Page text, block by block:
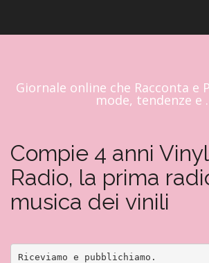
i
Giornale online che Racconta e
mode, tendenze e
Compie 4 anni
Radio, la prima
musica dei vinili
Riceviamo e pubblichiamo.